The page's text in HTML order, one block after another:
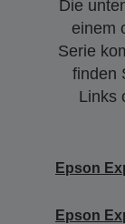
Die
einem
Serie
finden
Links
Epson
Epson